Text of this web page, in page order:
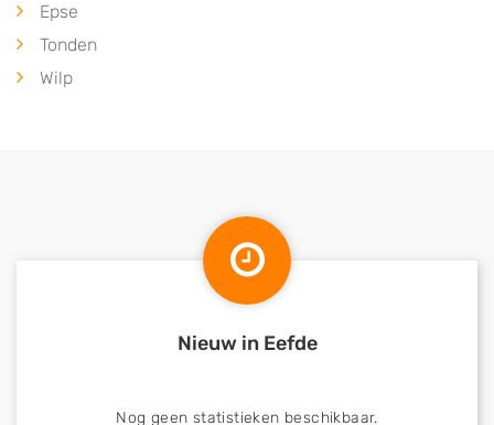
Epse
Tonden
Wilp
Nieuw in Eefde
Nog geen statistieken beschikbaar.